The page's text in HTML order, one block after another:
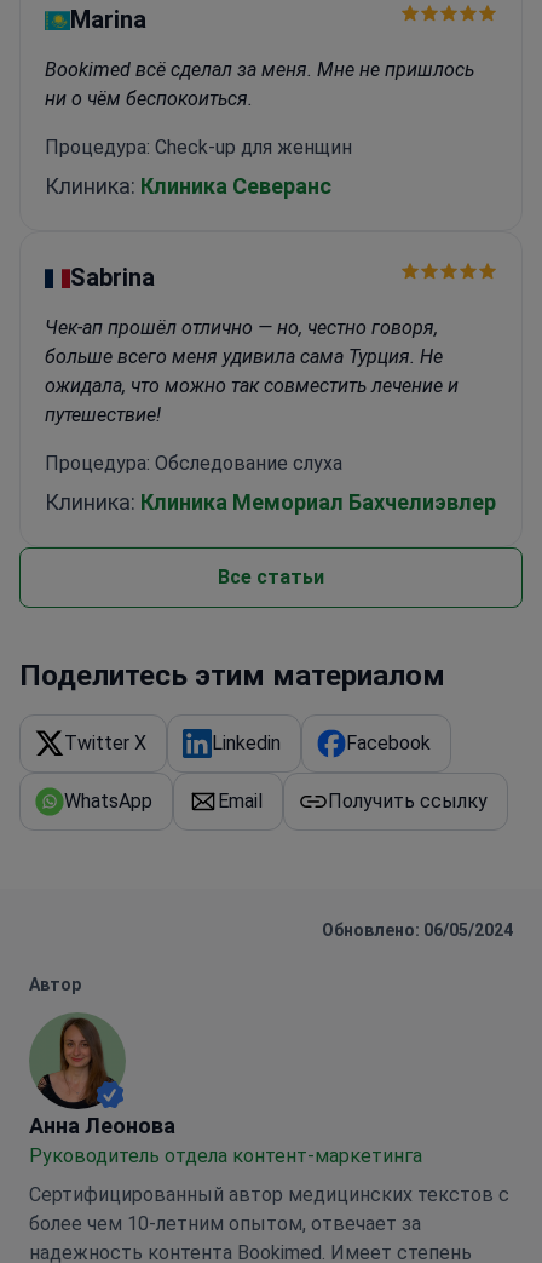
Marina
Bookimed всё сделал за меня. Мне не пришлось
ни о чём беспокоиться.
Процедура: Check-up для женщин
Клиника: Клиника Северанс
Sabrina
Чек-ап прошёл отлично — но, честно говоря,
больше всего меня удивила сама Турция. Не
ожидала, что можно так совместить лечение и
путешествие!
Процедура: Обследование слуха
Клиника: Клиника Мемориал Бахчелиэвлер
Все статьи
Поделитесь этим материалом
Twitter X Linkedin Facebook
WhatsApp Email Получить ссылку
Обновлено: 06/05/2024
Автор
Анна Леонова
Анна Леонова
Руководитель отдела контент-маркетинга
Сертифицированный автор медицинских текстов с
более чем 10-летним опытом, отвечает за
надежность контента Bookimed. Имеет степень